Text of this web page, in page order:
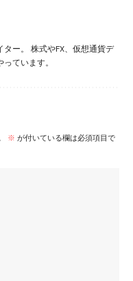
ー。 株式やFX、仮想通貨デ
ています。
※ が付いている欄は必須項目で